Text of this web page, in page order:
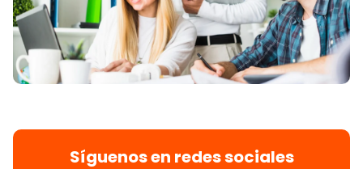
Síguenos en redes sociales